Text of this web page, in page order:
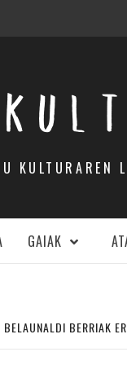
KULTURAREN
GAIAK
BERRIAK